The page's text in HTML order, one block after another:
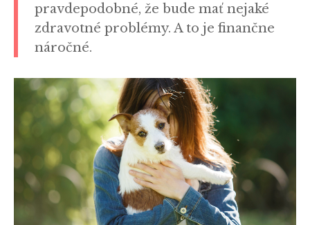
pravdepodobné, že bude mať nejaké
zdravotné problémy. A to je finančne
náročné.